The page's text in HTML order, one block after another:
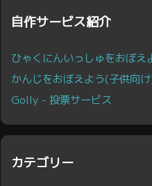
自作サービス紹介
ひゃくにんいっしゅをおぼえ
かんじをおぼえよう(子供向
Golly - 投票サービス
カテゴリー